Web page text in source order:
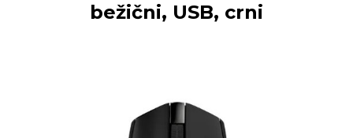
bežični, USB, crni